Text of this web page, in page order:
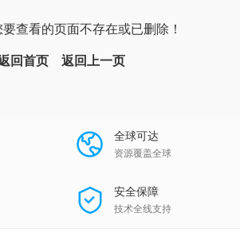
查看的页面不存在或已删除！
回首页 返回上一页
全球可达
资源覆盖全球
安全保障
技术全线支持